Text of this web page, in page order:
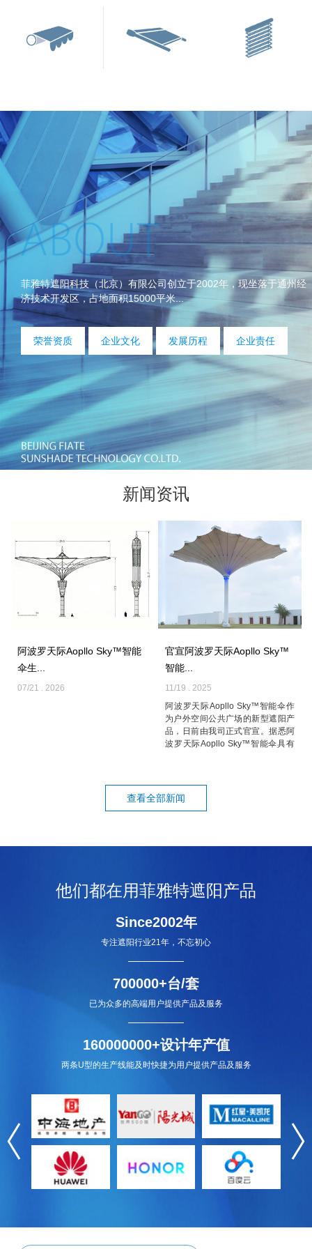
菲雅特遮阳科技（北京）有限公司创立于2002年，现坐落于通州经
济技术开发区，占地面积15000平米...
荣誉资质 企业文化 发展历程 企业责任
新闻资讯
阿波罗天际Aopllo Sky™智能
伞生...
07/21 . 2026
官宣阿波罗天际Aopllo Sky™
智能...
11/19 . 2025
阿波罗天际Aopllo Sky™智能伞作
为户外空间公共广场的新型遮阳产
品，日前由我司正式官宣。据悉阿
波罗天际Aopllo Sky™智能伞具有
查看全部新闻
他们都在用菲雅特遮阳产品
Since2002年
专注遮阳行业21年，不忘初心
700000+台/套
已为众多的高端用户提供产品及服务
160000000+设计年产值
两条U型的生产线能及时快捷为用户提供产品及服务